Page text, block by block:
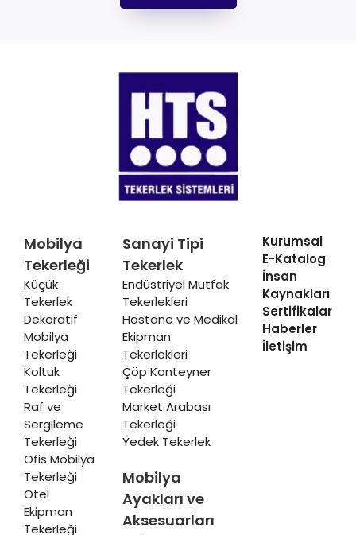
Mobilya
Tekerleği
Küçük
Tekerlek
Dekoratif
Mobilya
Tekerleği
Koltuk
Tekerleği
Raf ve
Sergileme
Tekerleği
Ofis Mobilya
Tekerleği
Otel
Ekipman
Tekerleği
Sanayi Tipi
Tekerlek
Endüstriyel Mutfak
Tekerlekleri
Hastane ve Medikal
Ekipman
Tekerlekleri
Çöp Konteyner
Tekerleği
Market Arabası
Tekerleği
Yedek Tekerlek
Mobilya
Ayakları ve
Aksesuarları
Kurumsal
E-Katalog
İnsan
Kaynakları
Sertifikalar
Haberler
İletişim